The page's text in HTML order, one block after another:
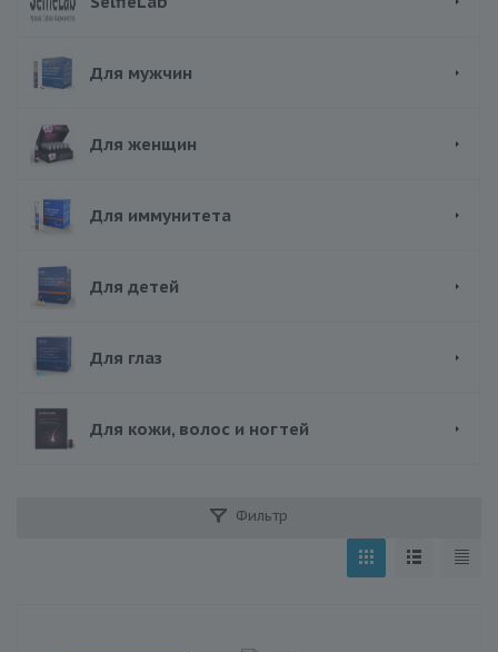
Для мужчин
Для женщин
Для иммунитета
Для детей
Для глаз
Для кожи, волос и ногтей
Фильтр